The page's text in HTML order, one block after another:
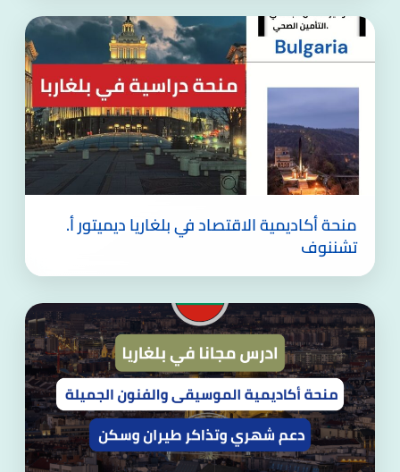
منحة أكاديمية الاقتصاد في بلغاريا ديميتور أ.
تشننوف